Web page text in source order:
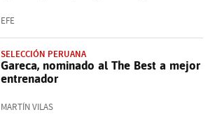
EFE
SELECCIÓN PERUANA
Gareca, nominado al The Best a mejor
entrenador
MARTÍN VILAS